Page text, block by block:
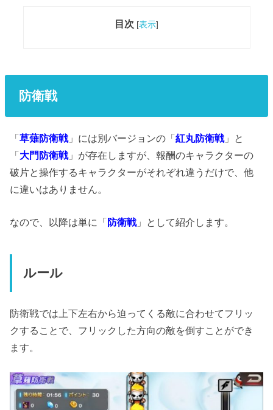
目次 [表示]
防衛戦
「草薙防衛戦」には別バージョンの「紅丸防衛戦」と
「大門防衛戦」が存在しますが、報酬のキャラクターの
破片と操作するキャラクターがそれぞれ違うだけで、他
に違いはありません。
なので、以降は単に「防衛戦」として紹介します。
ルール
防衛戦では上下左右から迫ってくる敵に合わせてフリッ
クすることで、フリックした方向の敵を倒すことができ
ます。